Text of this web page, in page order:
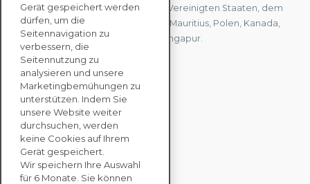
Wir haben Büros in Frankreich, den Vereinigten Staaten, dem
Vereinigten Königreich, Hongkong, Mauritius, Polen, Kanada,
Deutschland, Japan, Spanien und Singapur.
KONTAKTIEREN SIE
UNS
UNTERNEHMENS
LÖSUNGEN
Gerät gespeichert werden
dürfen, um die
Seitennavigation zu
verbessern, die
Seitennutzung zu
analysieren und unsere
Marketingbemühungen zu
unterstützen. Indem Sie
unsere Website weiter
durchsuchen, werden
keine Cookies auf Ihrem
Gerät gespeichert.
Wir speichern Ihre Auswahl
für 6 Monate. Sie können